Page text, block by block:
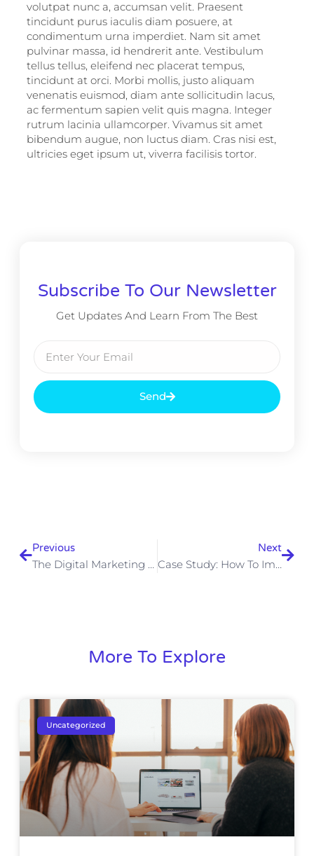
volutpat nunc a, accumsan velit. Praesent
tincidunt purus iaculis diam posuere, at
condimentum urna imperdiet. Nam sit amet
pulvinar massa, id hendrerit ante. Vestibulum
tellus tellus, eleifend nec placerat tempus,
tincidunt at orci. Morbi mollis, justo aliquam
venenatis euismod, diam ante sollicitudin lacus,
ac fermentum sapien velit quis magna. Integer
rutrum lacinia ullamcorper. Vivamus sit amet
bibendum augue, non luctus diam. Cras nisi est,
ultricies eget ipsum ut, viverra facilisis tortor.
Subscribe To Our Newsletter
Get Updates And Learn From The Best
Send
Previous Next
More To Explore
Uncategorized